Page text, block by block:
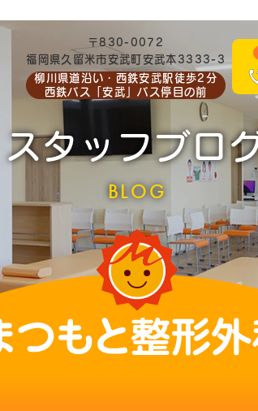
〒830-0072
福岡県久留米市安武町安武本3333-3
柳川県道沿い・西鉄安武駅徒歩2分
西鉄バス「安武」バス停目の前
スタッフブロ
BLOG